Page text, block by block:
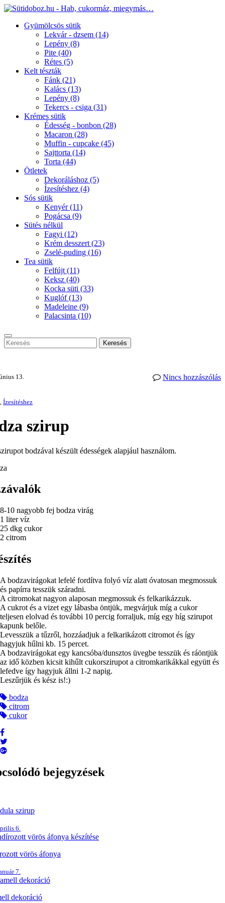
Gyümölcsös sütik
Lekvár - dzsem (14)
Lepény (8)
Pite (40)
Rétes (5)
Kelt tészták
Fánk (21)
Kalács (13)
Lepény (8)
Tekercs - csiga (31)
Krémes sütik
Édesség - bonbon (28)
Macaron (28)
Muffin - cupcake (45)
Sajttorta (14)
Torta (44)
Ötletek
Dekoráláshoz (5)
Ízesítéshez (4)
Sós sütik
Kenyér(11)
Pogácsa (9)
Sütés nélkül
Fagyi (12)
Krém desszert (23)
Zselé-puding (16)
Tea sütik
Felfújt (11)
Keksz (40)
Kocka süti (33)
Kuglóf(13)
Madeleine (9)
Palacsinta (10)
Keresés
Nincs hozzászólás
13.
Ízesítéshez
szirup
bodzával készült édességek alapjául használom.
8-10 nagyobb fej bodza virág
1 liter víz
25 dkg cukor
2 citrom
A bodzavirágokat lefelé fordítva folyó víz alatt óvatosan megmossuk
és papírra tesszük száradni.
A citromokat nagyon alaposan megmossuk és felkarikázzuk.
A cukrot és a vizet egy lábasba öntjük, megvárjuk míg a cukor
teljesen elolvad és további 10 percig forraljuk, míg egy híg szirupot
kapunk belőle.
Levesszük a tűzről, hozzáadjuk a felkarikázott citromot és így
hagyjuk hűlni kb. 15 percet.
A bodzavirágokat egy kancsóba/dunsztos üvegbe tesszük és ráöntjük
az idő közben kicsit kihűlt cukorszirupot a citromkarikákkal együtt és
lefedve így hagyjuk állni 1-2 napig.
Leszűrjük és kész is!:)
bodza
citrom
cukor
bejegyzések
szirup
6.
vörös áfonya
7.
dekoráció